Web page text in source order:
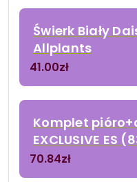
Świerk Biały
Allplants
41.00zł
Komplet
EXCLUSIVE ES
70.84zł